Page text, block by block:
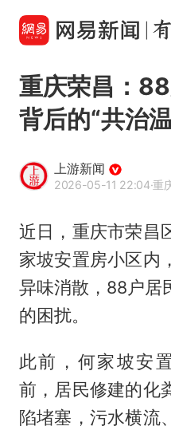
重庆荣昌：
背后的“共治
上游新闻
2026-05-11 22:04·重
近日，重庆市荣昌
家坡安置房小区内
异味消散，88户居
的困扰。
此前，何家坡安
前，居民修建的化
陷堵塞，污水横流